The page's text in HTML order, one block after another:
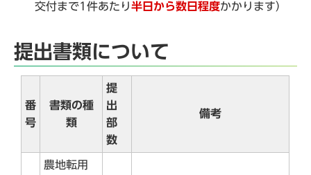
交付まで1件あたり半日から数日程度かかります）
提出書類について
番
号
書類の種
類
提
出
部
数
備考
農地転用